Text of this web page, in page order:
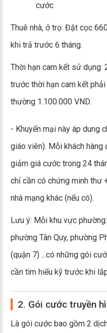
cước
Thuê nhà, ở trọ: Đặt cọc
khi trả trước 6 tháng.
Thời hạn cam kết sử dụng:
trước thời hạn cam kết
thường 1.100.000 VND.
- Khuyến mại này áp dung
giáo viên). Mỗi khách
giảm giá cước trong 24
chỉ cần có chứng minh thư
nhà mạng khác (nếu có).
Lưu ý: Mỗi khu vực
phường Tân Quy, phường
(quận 7) ...có những gói
cần tìm hiểu kỹ trước khi
2. Gói cước truyền
Là gói cước bao gồm 2